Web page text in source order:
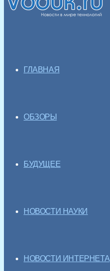
ГЛАВНАЯ
ОБЗОРЫ
БУДУЩЕЕ
НОВОСТИ НАУКИ
НОВОСТИ ИНТЕРНЕТА